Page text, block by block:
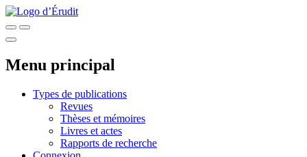
Menu principal
Types de publications
Revues
Thèses et mémoires
Livres et actes
Rapports de recherche